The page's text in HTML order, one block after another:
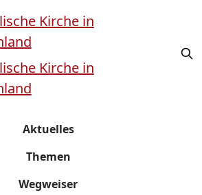
Aktuelles
Themen
Wegweiser